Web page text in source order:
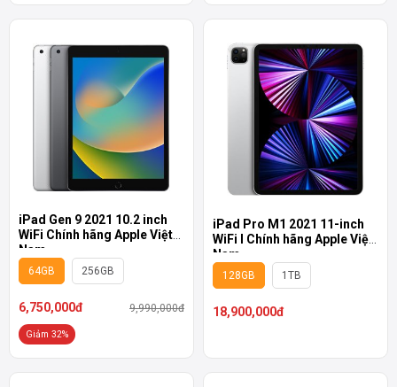
Màn hình Liquid Retina chân thực và sắc sảo
Màn hình 11 inch Liquid Retina của iPad Pro M2 2022 được gia
tăng độ sáng lên mức 600 nits, công nghệ True Tone giúp dễ dàng
chuyển đổi màu sắc hiển thị tùy theo bối cảnh ánh sáng môi
trường, đảm bảo các khuôn hình luôn chân thật và dễ chịu với mắt.
Những công nghệ hàng đầu như ProMotion 120Hz và dải màu rộng
P3 là yếu tố đảm bảo trải nghiệm cuộn lướt và tái hiện hình ảnh
trên iPad Pro 2022 luôn mượt mà, tuyệt đẹp.
iPad Gen 9 2021 10.2 inch
WiFi Chính hãng Apple Việt
Nam
64GB 256GB
6,750,000đ 9,990,000đ
Giảm 32%
iPad Pro M1 2021 11-inch
WiFi I Chính hãng Apple Việt
Nam
128GB 1TB
18,900,000đ